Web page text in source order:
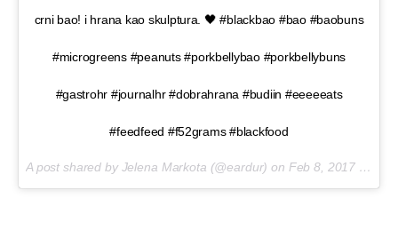
crni bao! i hrana kao skulptura. 🖤 #blackbao #bao #baobuns
#microgreens #peanuts #porkbellybao #porkbellybuns
#gastrohr #journalhr #dobrahrana #budiin #eeeeeats
#feedfeed #f52grams #blackfood
A post shared by Jelena Markota (@eardur) on Feb 8, 2017 at 7:58am PST